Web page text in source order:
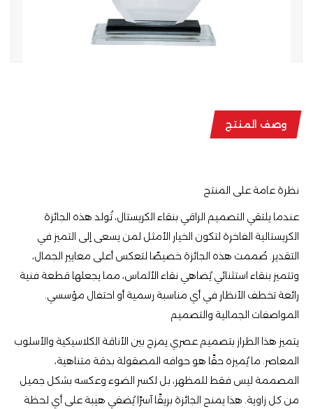
وصف المنتج
نظرة عامة على المنتج
عندما يلتقي التصميم الراقي بنقاء الكريستال، تُولد هذه الجائزة
الكريستالية الفاخرة لتكون الخيار الأمثل لمن يسعى إلى التميز في
التقدير. صُممت هذه الجائزة خصيصًا لتعكس أعلى معايير الجمال،
وتتميز بنقاء استثنائي يُضاهي نقاء الألماس، مما يجعلها قطعة فنية
رائعة تخطف الأنظار في أي مناسبة رسمية أو احتفال مؤسسي.
المواصفات الجمالية والتصميم
يتميز هذا الطراز بتصميم عصري يمزج بين الأناقة الكلاسيكية والأسلوب
المعاصر. ما يُميزه حقًا هو حوافه المصقولة بدقة متناهية،
المصممة ليس فقط للمظهر، بل لكسر الضوء وعكسه بشكل جميل
من كل زاوية. هذا يمنح الجائزة بريقًا آسرًا يُضفي هيبة على أي لحظة